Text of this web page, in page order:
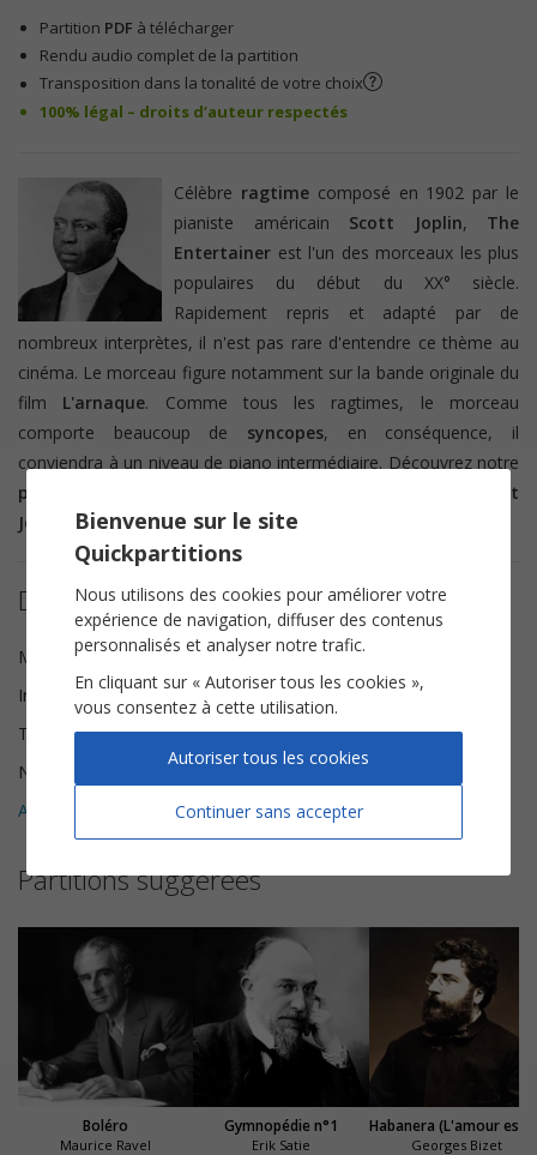
Partition PDF à télécharger
Rendu audio complet de la partition
Transposition dans la tonalité de votre choix
100% légal – droits d’auteur respectés
Célèbre ragtimecomposé en 1902 par le
pianiste américain Scott Joplin, The
Entertainer est l'un des morceaux les plus
populaires du début du XX° siècle.
Rapidement repris et adapté par de
nombreux interprètes, il n'est pas rare d'entendre ce thème au
cinéma. Le morceau figure notamment sur la bande originale du
film L'arnaque. Comme tous les ragtimes, le morceau
comporte beaucoup de syncopes, en conséquence, il
conviendra à un niveau de piano intermédiaire. Découvrez notre
partition piano
Scott
Joplin
Détails de la partition
Musique
Scott Joplin
Instrumentation
Piano solo
Tonalité
Do majeur
Nombre de pages
5
Avis clients (
Partitions suggérées
Boléro
Maurice Ravel
Gymnopédie n°1
Erik Satie Georges Bizet
Bienvenue sur le site
Quickpartitions
Nous utilisons des cookies pour améliorer votre
expérience de navigation, diffuser des contenus
personnalisés et analyser notre trafic.
En cliquant sur « Autoriser tous les cookies »,
vous consentez à cette utilisation.
Continuer sans accepter
Autoriser tous les cookies